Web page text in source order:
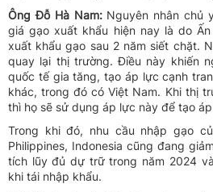
Ông Đỗ Hà Nam: Nguyên nhân chủ
giá gạo xuất khẩu hiện nay là do
xuất khẩu gạo sau 2 năm siết chặt.
quay lại thị trường. Điều này khiến
quốc tế gia tăng, tạo áp lực cạnh
khác, trong đó có Việt Nam. Khi thị
thì họ sẽ sử dụng áp lực này để tạo
Trong khi đó, nhu cầu nhập gạo
Philippines, Indonesia cũng đang
tích lũy đủ dự trữ trong năm 2024
khi tái nhập khẩu.